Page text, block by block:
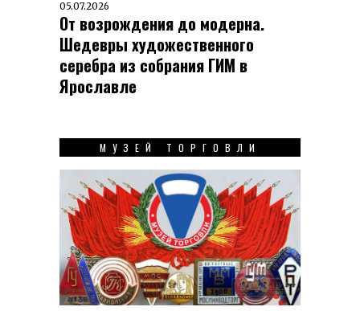
05.07.2026
От возрождения до модерна.
Шедевры художественного
серебра из собрания ГИМ в
Ярославле
МУЗЕЙ ТОРГОВЛИ